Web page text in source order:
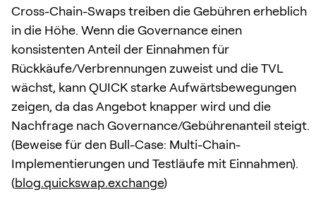
Cross-Chain-Swaps treiben die Gebühren erheblich
in die Höhe. Wenn die Governance einen
konsistenten Anteil der Einnahmen für
Rückkäufe/Verbrennungen zuweist und die TVL
wächst, kann QUICK starke Aufwärtsbewegungen
zeigen, da das Angebot knapper wird und die
Nachfrage nach Governance/Gebührenanteil steigt.
(Beweise für den Bull-Case: Multi-Chain-
Implementierungen und Testläufe mit Einnahmen).
(blog.quickswap.exchange)